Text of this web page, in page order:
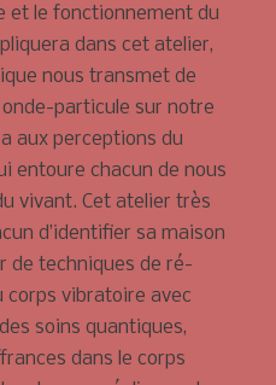
et le fonctionnement du
dans cet atelier,
nous transmet de
onde-particule sur notre
aux perceptions du
entoure chacun de nous
vivant. Cet atelier très
d’identifier sa maison
de techniques de ré-
corps vibratoire avec
soins quantiques,
dans le corps